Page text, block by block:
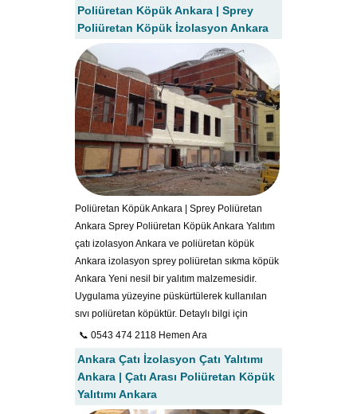
Poliüretan Köpük Ankara | Sprey
Poliüretan Köpük İzolasyon Ankara
Poliüretan Köpük Ankara | Sprey Poliüretan
Ankara Sprey Poliüretan Köpük Ankara Yalıtım
çatı izolasyon Ankara ve poliüretan köpük
Ankara izolasyon sprey poliüretan sıkma köpük
Ankara Yeni nesil bir yalıtım malzemesidir.
Uygulama yüzeyine püskürtülerek kullanılan
sıvı poliüretan köpüktür. Detaylı bilgi için
📞 0543 474 2118 Hemen Ara
Ankara Çatı İzolasyon Çatı Yalıtımı
Ankara | Çatı Arası Poliüretan Köpük
Yalıtımı Ankara